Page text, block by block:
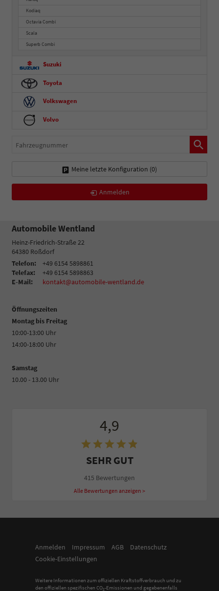
Kodiaq
Octavia Combi
Scala
Superb Combi
Suzuki
Toyota
Volkswagen
Volvo
Fahrzeugnummer
Meine letzte Konfiguration (0)
Anmelden
Automobile Wentland
Heinz-Friedrich-Straße 22
64380 Roßdorf
Telefon:
+49 6154 5898861
Telefax:
+49 6154 5898863
E-Mail:
kontakt@automobile-wentland.de
Öffnungszeiten
Montag bis Freitag
10:00-13:00 Uhr
14:00-18:00 Uhr
Samstag
10.00 - 13.00 Uhr
4,9
SEHR GUT
415 Bewertungen
Alle Bewertungen anzeigen >
Anmelden Impressum AGB
Datenschutz
Cookie-Einstellungen
Weitere Informationen zum offiziellen Kraftstoffverbrauch und zu
den offiziellen spezifischen CO2-Emissionen und gegebenenfalls